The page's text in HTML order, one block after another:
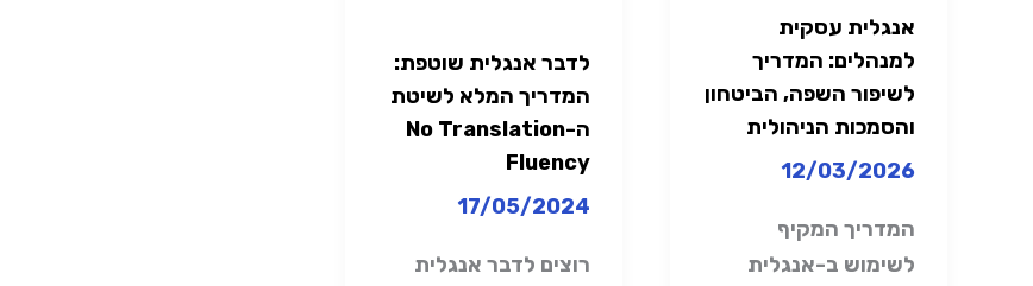
אנגלית עסקית
למנהלים: המדריך
לשיפור השפה, הביטחון
והסמכות הניהולית
12/03/2026
המדריך המקיף
לשימוש ב-אנגלית
המדריך
לשיפור
השפה,
הביטחון
והסמכות
לדבר אנגלית שוטפת:
המדריך המלא לשיטת
ה-No Translation
Fluency
17/05/2024
רוצים לדבר אנגלית
המלא
לשיטת
ה-
No
Translation